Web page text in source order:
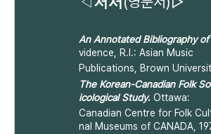
An Annotated Bibliography
vidence, R.I.: Asian Music
Publications, Brown
The Korean-Canadian Folk
icological Study. Ottawa:
Canadian Centre for Folk
nal Museums of CANADA,